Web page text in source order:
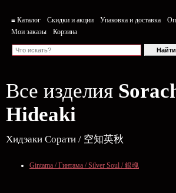
≡ Каталог Скидки и акции Упаковка и доставка
Мои заказы
Корзина
Все изделия
Hideaki
Хидэаки Сорати / 空知英秋
Gintama / Гинтама / Silver Soul / 銀魂